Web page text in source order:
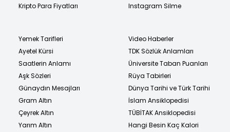
Kripto Para Fiyatları
Instagram Silme
Yemek Tarifleri
Ayetel Kürsi
Saatlerin Anlamı
Aşk Sözleri
Günaydın Mesajları
Gram Altın
Çeyrek Altın
Yarım Altın
Video Haberler
TDK Sözlük Anlamları
Üniversite Taban Puanları
Rüya Tabirleri
Dünya Tarihi ve Türk Tarihi
İslam Ansiklopedisi
TÜBİTAK Ansiklopedisi
Hangi Besin Kaç Kalori